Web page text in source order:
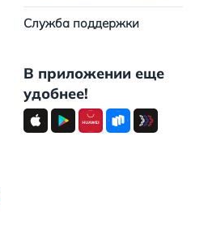
Служба поддержки
В приложении еще
удобнее!